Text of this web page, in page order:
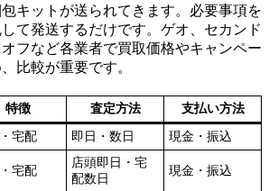
キットが送られてきます。必要事項を
て発送するだけです。ゲオ、セカンド
フなど各業者で買取価格やキャンペー
比較が重要です。
特徴 査定方法 支払い方法
宅配 即日・数日
現金・振込
宅配
店頭即日・宅
配数日
現金・振込